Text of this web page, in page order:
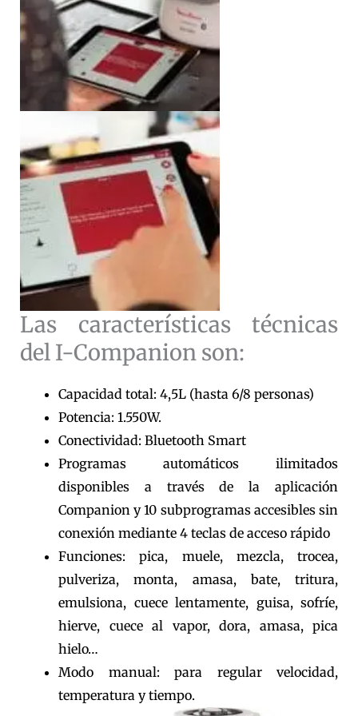
Las características técnicas
del I-Companion son:
Capacidad total: 4,5L (hasta 6/8 personas)
Potencia: 1.550W.
Conectividad: Bluetooth Smart
Programas automáticos ilimitados
disponibles a través de la aplicación
Companion y 10 subprogramas accesibles sin
conexión mediante 4 teclas de acceso rápido
Funciones: pica, muele, mezcla, trocea,
pulveriza, monta, amasa, bate, tritura,
emulsiona, cuece lentamente, guisa, sofríe,
hierve, cuece al vapor, dora, amasa, pica
hielo…
Modo manual: para regular velocidad,
temperatura y tiempo.